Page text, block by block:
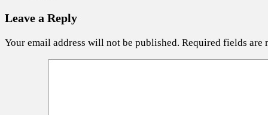
Leave a Reply
Your email address will not be published. Required fields are